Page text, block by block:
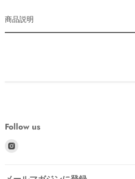
商品説明
Follow us